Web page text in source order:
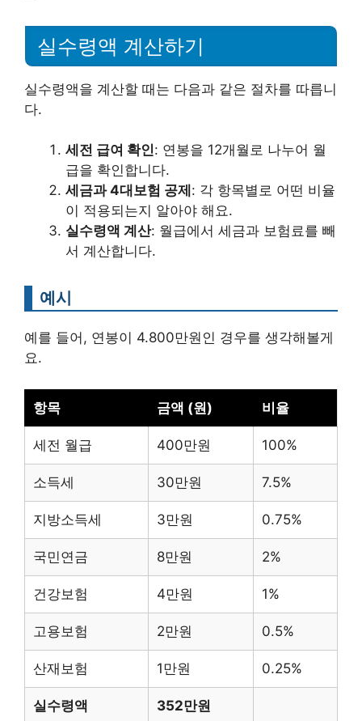
실수령액 계산하기
실수령액을 계산할 때는 다음과 같은 절차를 따릅니
다.
세전 급여 확인: 연봉을 12개월로 나누어 월
급을 확인합니다.
세금과 4대보험 공제 : 각 항목별로 어떤 비율
이 적용되는지 알아야 해요.
실수령액 계산: 월급에서 세금과 보험료를 빼
서 계산합니다.
예시
예를 들어, 연봉이 4.800만원인 경우를 생각해볼게
요.
항목 금액 (원) 비율
세전 월급 400만원 100%
소득세 30만원 7.5%
지방소득세 3만원 0.75%
국민연금 8만원 2%
건강보험 4만원 1%
고용보험 2만원 0.5%
산재보험 1만원 0.25%
실수령액 352만원